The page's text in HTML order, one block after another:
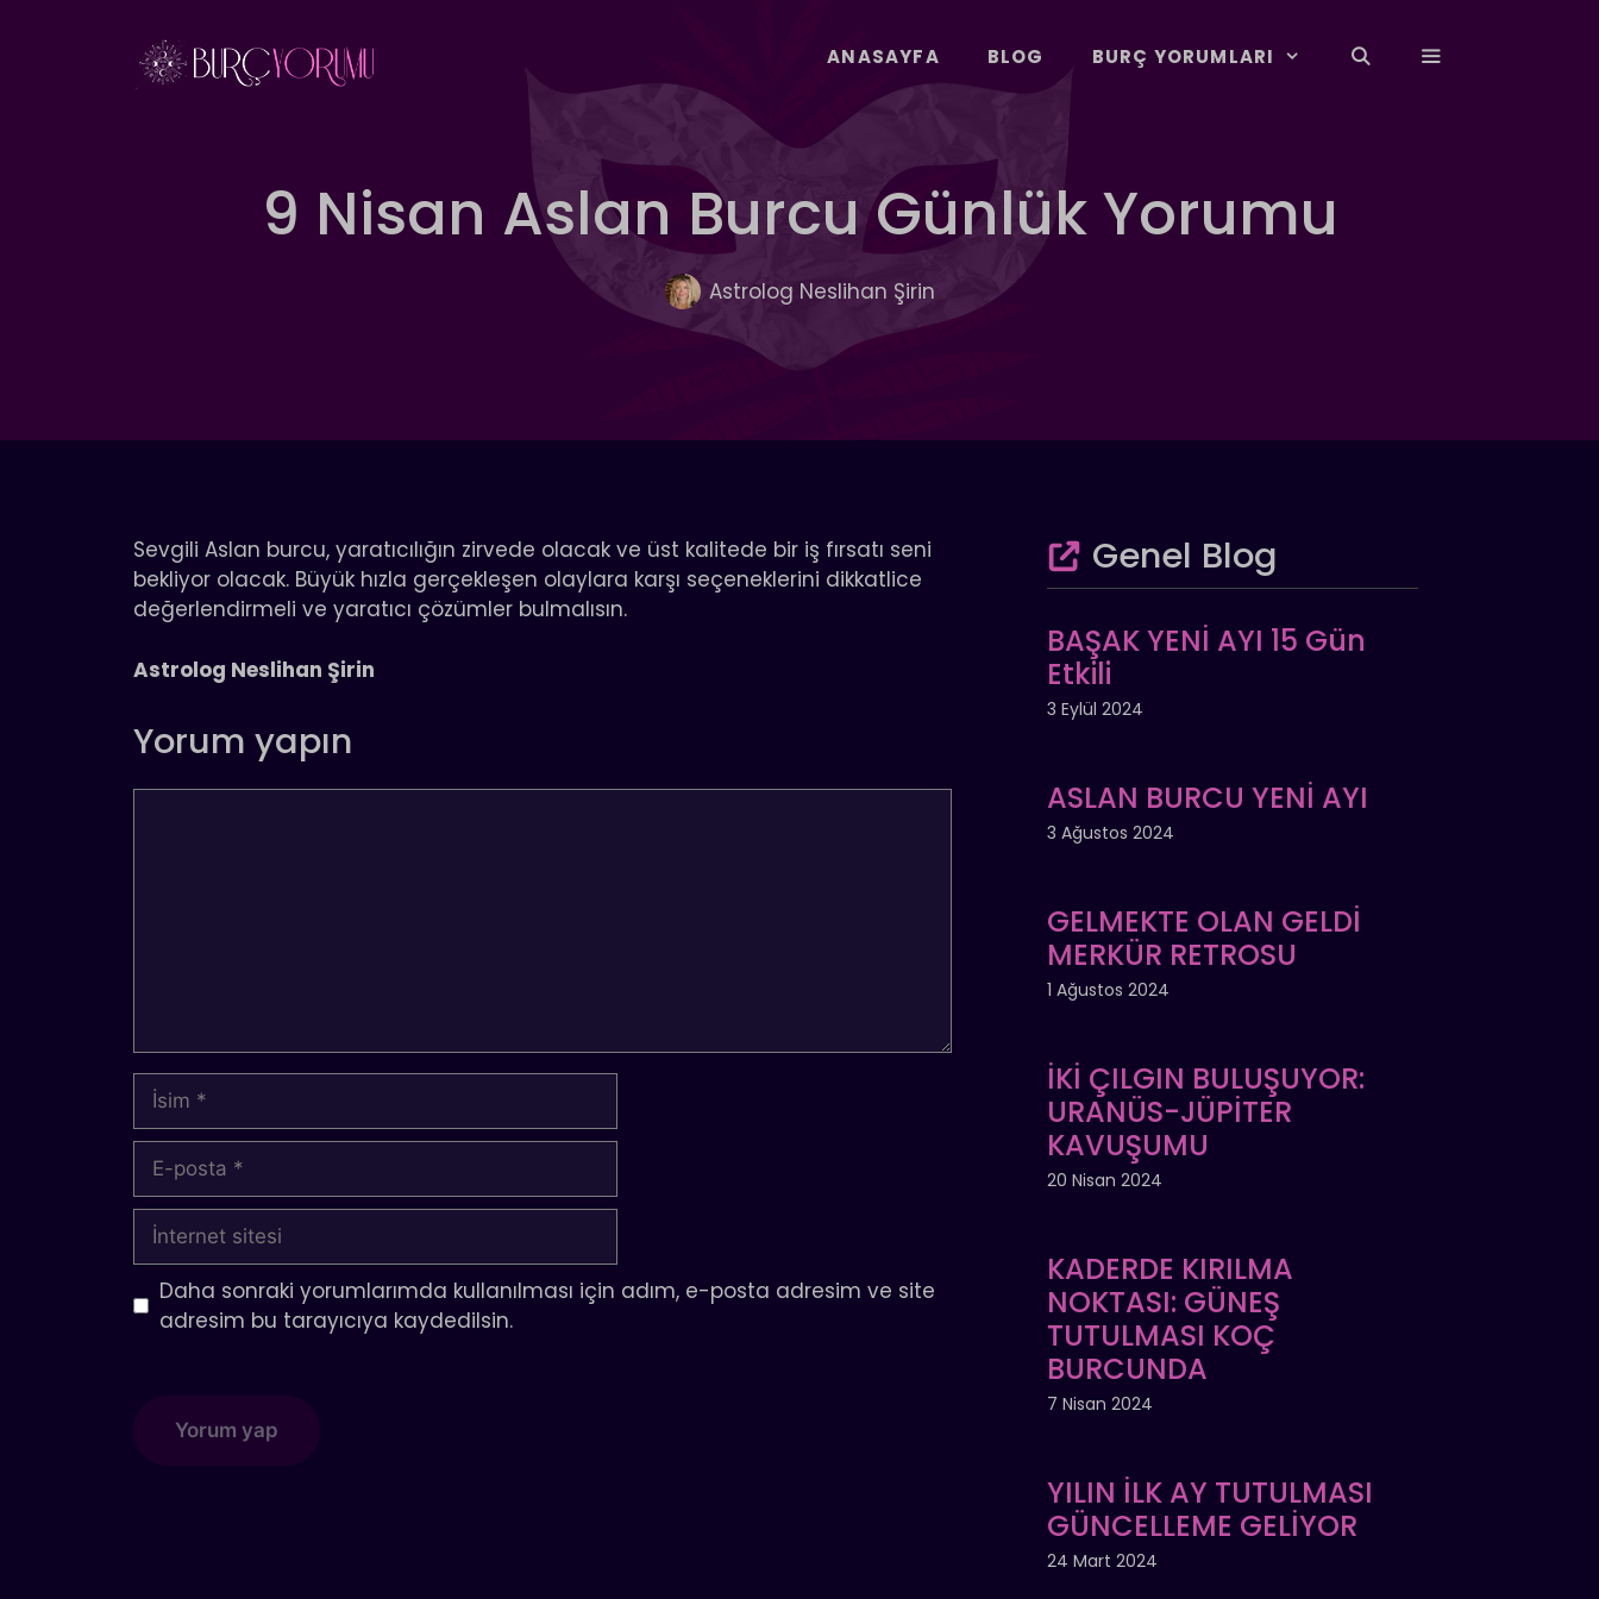
ANASAYFA BLOG BURÇ YORUMLARI
9 Nisan Aslan Burcu Günlük Yorumu
Astrolog Neslihan Şirin
Sevgili Aslan burcu, yaratıcılığın zirvede olacak ve üst kalitede bir iş fırsatı seni
bekliyor olacak. Büyük hızla gerçekleşen olaylara karşı seçeneklerini dikkatlice
değerlendirmeli ve yaratıcı çözümler bulmalısın.
Astrolog Neslihan Şirin
Yorum yapın
İsim
posta
İnternet
sitesi
Daha sonraki yorumlarımda kullanılması için adım, e-posta adresim ve site
adresim bu tarayıcıya kaydedilsin.
Genel Blog
BAŞAK YENİ AYI 15 Gün
Etkili
3 Eylül 2024
ASLAN BURCU YENİ AYI
3 Ağustos 2024
GELMEKTE OLAN GELDİ
MERKÜR RETROSU
1 Ağustos 2024
İKİ ÇILGIN BULUŞUYOR:
URANÜS-JÜPİTER
KAVUŞUMU
20 Nisan 2024
KADERDE KIRILMA
NOKTASI: GÜNEŞ
TUTULMASI KOÇ
BURCUNDA
7 Nisan 2024
YILIN İLK AY TUTULMASI
GÜNCELLEME GELİYOR
24 Mart 2024